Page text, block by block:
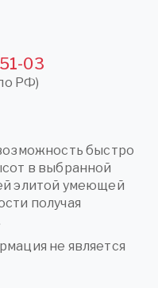
03
РФ)
быстро
в выбранной
элитой умеющей
получая
не является